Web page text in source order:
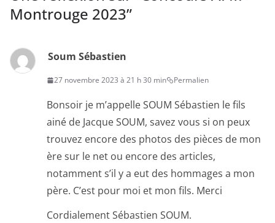
Montrouge 2023”
Soum Sébastien
27 novembre 2023 à 21 h 30 min Permalien
Bonsoir je m’appelle SOUM Sébastien le fils
ainé de Jacque SOUM, savez vous si on peux
trouvez encore des photos des pièces de mon
ère sur le net ou encore des articles,
notamment s’il y a eut des hommages a mon
père. C’est pour moi et mon fils. Merci
Cordialement Sébastien SOUM.